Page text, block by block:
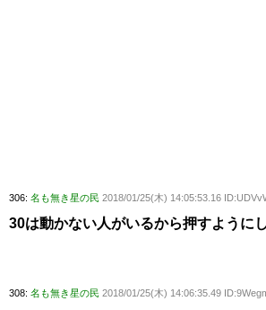
306: 名も無き星の民 2018/01/25(木) 14:05:53.16
30は動かない人がいるから押すように
308: 名も無き星の民 2018/01/25(木) 14:06:35.49